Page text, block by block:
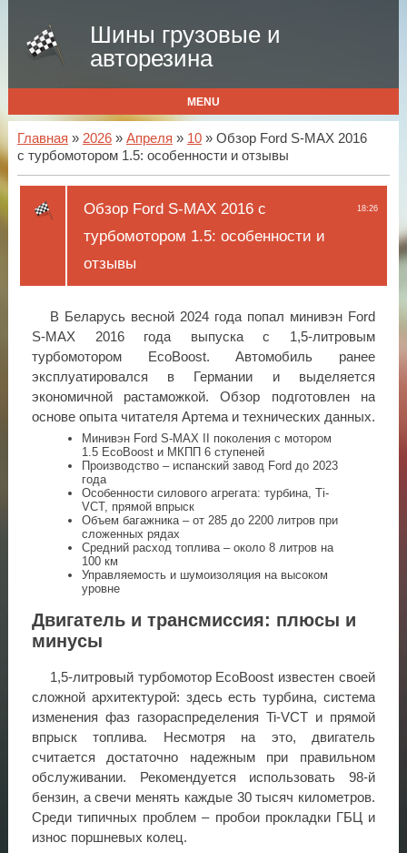
Шины грузовые и
авторезина
MENU
Главная » 2026 » Апреля » 10» Обзор Ford S-MAX 2016
с турбомотором 1.5: особенности и отзывы
18:26
Обзор Ford S-MAX 2016 с
турбомотором 1.5: особенности и
отзывы
В Беларусь весной 2024 года попал минивэн Ford
S-MAX 2016 года выпуска с 1,5-литровым
турбомотором EcoBoost. Автомобиль ранее
эксплуатировался в Германии и выделяется
экономичной растаможкой. Обзор подготовлен на
основе опыта читателя Артема и технических данных.
Минивэн Ford S-MAX II поколения с мотором
1.5 EcoBoost и МКПП 6 ступеней
Производство – испанский завод Ford до 2023
года
Особенности силового агрегата: турбина, Ti-
VCT, прямой впрыск
Объем багажника – от 285 до 2200 литров при
сложенных рядах
Средний расход топлива – около 8 литров на
100 км
Управляемость и шумоизоляция на высоком
уровне
Двигатель и трансмиссия: плюсы и
минусы
1,5-литровый турбомотор EcoBoost известен своей
сложной архитектурой: здесь есть турбина, система
изменения фаз газораспределения Ti-VCT и прямой
впрыск топлива. Несмотря на это, двигатель
считается достаточно надежным при правильном
обслуживании. Рекомендуется использовать 98-й
бензин, а свечи менять каждые 30 тысяч километров.
Среди типичных проблем – пробои прокладки ГБЦ и
износ поршневых колец.